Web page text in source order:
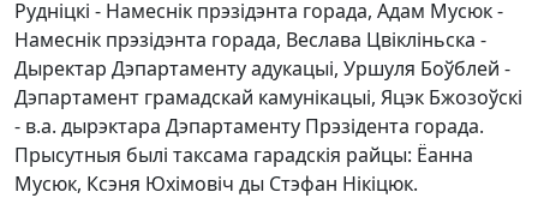
Рудніцкі - Намеснік прэзідэнта горада, Адам Мусюк -
Намеснік прэзідэнта горада, Веслава Цвікліньска -
Дыректар Дэпартаменту адукацыі, Уршуля Боўблей -
Дэпартамент грамадскай камунікацыі, Яцэк Бжозоўскі
- в.а. дырэктара Дэпартаменту Прэзідента горада.
Прысутныя былі таксама гарадскія райцы: Ёанна
Мусюк, Ксэня Юхімовіч ды Стэфан Нікіцюк.